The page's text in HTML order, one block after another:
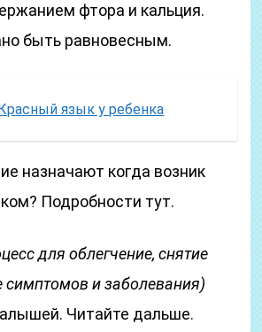
фтора и кальция.
быть равновесным.
язык у ребенка
назначают когда возник
Подробности тут.
для облегчение, снятие
симптомов и заболевания)
Читайте дальше.